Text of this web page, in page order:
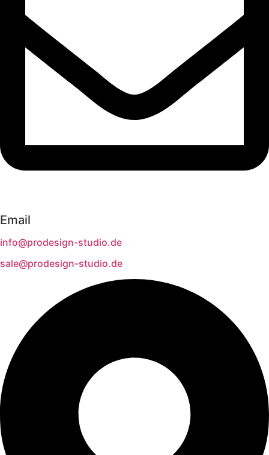
Email
info@prodesign-studio.de
sale@prodesign-studio.de